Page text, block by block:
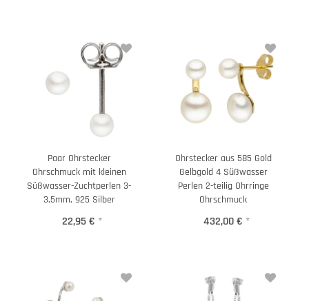
Paar Ohrstecker
Ohrschmuck mit kleinen
Süßwasser-Zuchtperlen 3-
3,5mm, 925 Silber
22,95 € *
Ohrstecker aus 585 Gold
Gelbgold 4 Süßwasser
Perlen 2-teilig Ohrringe
Ohrschmuck
432,00 € *